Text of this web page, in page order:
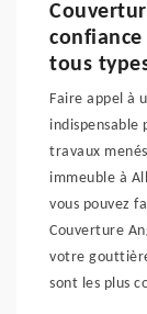
tous
Faire appel à
travaux
immeuble à
vous pouvez
Couverture
votre
sont les plus